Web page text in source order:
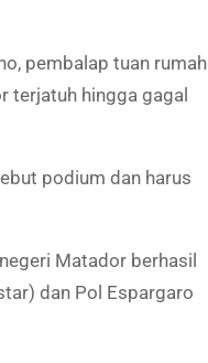
pembalap tuan rumah
terjatuh hingga gagal
podium dan harus
Matador berhasil
dan Pol Espargaro